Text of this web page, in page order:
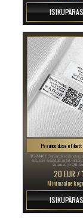
Pesuhoolduse
TC-M401
silt, mis sisaldab infot
suuruse ja QR-
20 EUR /
Minimaalne